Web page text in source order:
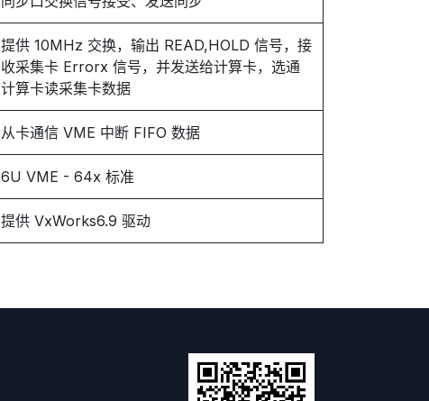
提供 10MHz 交换，输出 READ,HOLD 信号，接
收采集卡 Errorx 信号，并发送给计算卡，选通
计算卡读采集卡数据
从卡通信 VME 中断 FIFO 数据
6U VME - 64x 标准
提供 VxWorks6.9 驱动